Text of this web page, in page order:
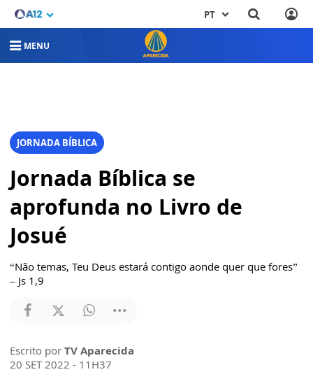
PT
MENU
JORNADA BÍBLICA
Jornada Bíblica se
aprofunda no Livro de
Josué
“Não temas, Teu Deus estará contigo aonde quer que fores”
– Js 1,9
Escrito por TV Aparecida
20 SET 2022 - 11H37